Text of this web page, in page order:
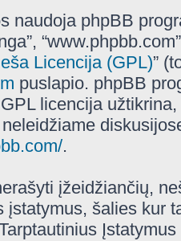
naudoja phpBB
Licencija (GPL)”
puslapio. phpBB
licencija
.
įžeidžiančių,
įstatymus, šalies kur